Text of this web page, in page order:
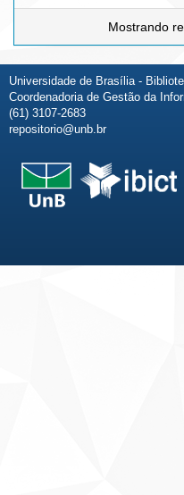
Mostrando
Universidade de Brasília -
Coordenadoria de Gestão da
(61) 3107-2683
repositorio@unb.br